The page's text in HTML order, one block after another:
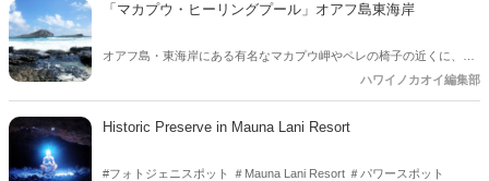
「マカプウ・ヒーリングプール」オアフ島東海岸
オアフ島・東海岸にある有名なマカプウ岬やペレの椅子の近くに、マ
カプウヒーリングプールがあります。マイナスイオンたっぷりの浄化
ハワイノカオイ編集部
Historic Preserve in Mauna Lani Resort
#フォトジェニスポット ＃Mauna Lani Resort ＃パワースポット